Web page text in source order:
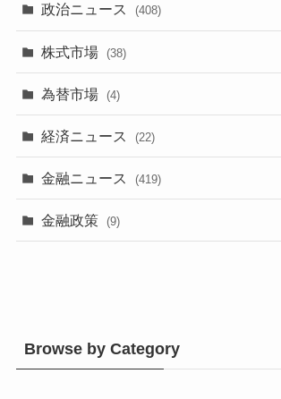
政治ニュース (408)
株式市場 (38)
為替市場 (4)
経済ニュース (22)
金融ニュース (419)
金融政策 (9)
Browse by Category